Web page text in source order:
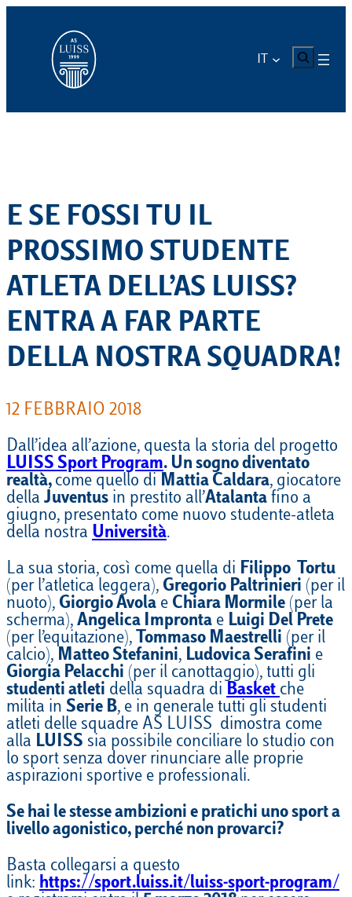
contenuto
CERCA
E SE FOSSI TU IL
PROSSIMO STUDENTE
ATLETA DELL’AS LUISS?
ENTRA A FAR PARTE
DELLA NOSTRA SQUADRA!
12 FEBBRAIO 2018
Dall’idea all’azione, questa la storia del progetto
LUISS Sport Program. Un sogno diventato
realtà, come quello di Mattia Caldara, giocatore
della Juventus in prestito all’Atalanta fino a
giugno, presentato come nuovo studente-atleta
della nostra Università.
La sua storia, così come quella di Filippo Tortu
(per l’atletica leggera), Gregorio Paltrinieri (per il
nuoto), Giorgio Avola e Chiara Mormile (per la
scherma), Angelica Impronta e Luigi Del Prete
(per l’equitazione), Tommaso Maestrelli (per il
calcio), Matteo Stefanini, Ludovica Serafini e
Giorgia Pelacchi (per il canottaggio), tutti gli
studenti atleti della squadra di Basket che
milita in Serie B, e in generale tutti gli studenti
atleti delle squadre AS LUISS dimostra come
alla LUISS sia possibile conciliare lo studio con
lo sport senza dover rinunciare alle proprie
aspirazioni sportive e professionali.
Se hai le stesse ambizioni e pratichi uno sport a
livello agonistico, perché non provarci?
Basta collegarsi a questo
link: https://sport.luiss.it/luiss-sport-program/